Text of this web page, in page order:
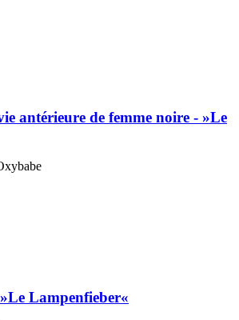
antérieure de femme noire - »Le
Lampenfieber«